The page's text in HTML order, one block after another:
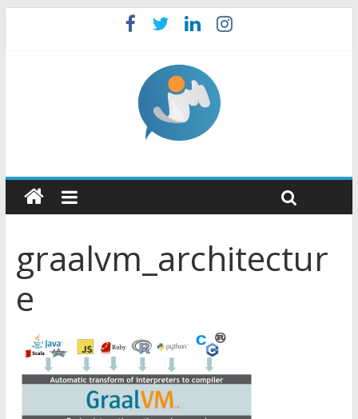
graalvm_architectur
e